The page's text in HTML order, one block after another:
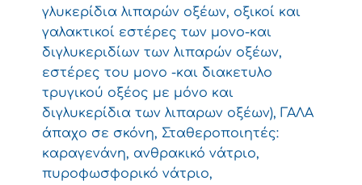
γλυκερίδια λιπαρών οξέων, οξικοί και
γαλακτικοί εστέρες των μονο-και
διγλυκεριδίων των λιπαρών οξέων,
εστέρες του μονο -και διακετυλο
τρυγικού οξέος με μόνο και
διγλυκερίδια των λιπαρων οξέων), ΓΑΛΑ
άπαχο σε σκόνη, Σταθεροποιητές:
καραγενάνη, ανθρακικό νάτριο,
πυροφωσφορικό νάτριο,